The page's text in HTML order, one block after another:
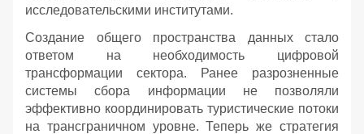
исследовательскими институтами.
Создание общего пространства данных стало
ответом на необходимость цифровой
трансформации сектора. Ранее разрозненные
системы сбора информации не позволяли
эффективно координировать туристические потоки
на трансграничном уровне. Теперь же стратегия